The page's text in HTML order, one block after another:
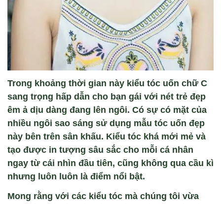
Trong khoảng thời gian này kiểu tóc uốn chữ C
sang trọng hấp dẫn cho bạn gái với nét trẻ đẹp
êm ả dịu dàng đang lên ngôi. Có sự có mặt của
nhiều ngôi sao sáng sử dụng mẫu tóc uốn đẹp
này bên trên sân khấu. Kiểu tóc khá mới mẻ và
tạo được in tượng sâu sắc cho mỗi cá nhân
ngay từ cái nhìn đầu tiên, cũng không qua cầu kì
nhưng luôn luôn là điểm nổi bật.
Mong rằng với các kiểu tóc mà chúng tôi vừa